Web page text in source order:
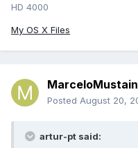
HD 4000
My OS X Files
Posted August 20,
artur-pt said: